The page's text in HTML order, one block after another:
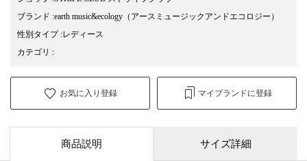
ブランド :earth music&ecology （アースミュージックアンドエコロジー）
性別タイプ:レディース
カテゴリ :
お気に入り登録 マイブランドに登録
商品説明 サイズ詳細